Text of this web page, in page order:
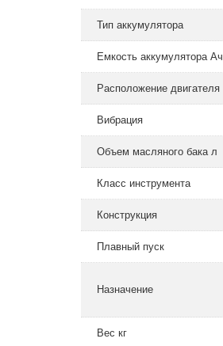
Тип аккумулятора
Емкость аккумулятора Ач
Расположение двигателя
Вибрация
Объем масляного бака л
Класс инструмента
Конструкция
Плавный пуск
Назначение
Вес кг